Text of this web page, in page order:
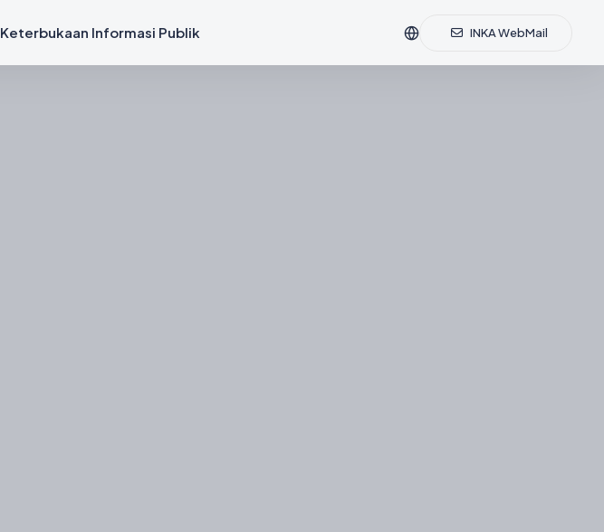
Keterbukaan Informasi Publik INKA WebMail